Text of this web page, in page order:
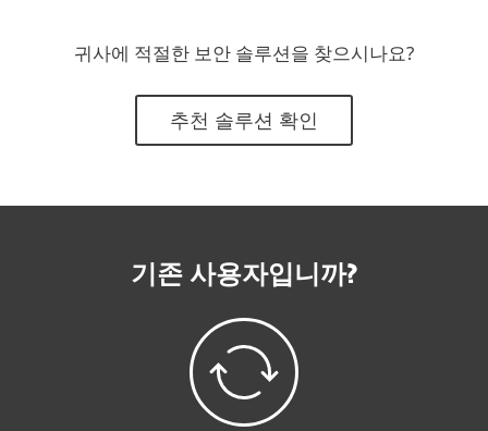
귀사에 적절한 보안 솔루션을 찾으시나요?
추천 솔루션 확인
기존 사용자입니까?